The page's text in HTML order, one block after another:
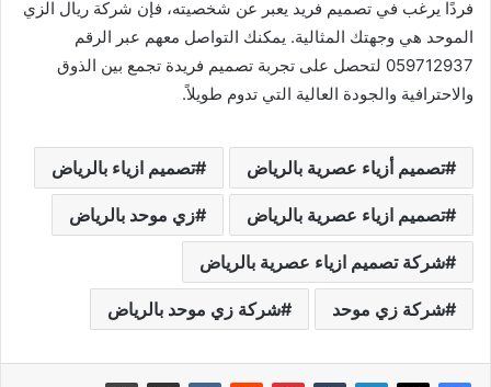
فردًا يرغب في تصميم فريد يعبر عن شخصيته، فإن شركة ريال الزي
الموحد هي وجهتك المثالية. يمكنك التواصل معهم عبر الرقم
059712937 لتحصل على تجربة تصميم فريدة تجمع بين الذوق
والاحترافية والجودة العالية التي تدوم طويلاً.
تصميم أزياء عصرية بالرياض تصميم ازياء بالرياض
تصميم ازياء عصرية بالرياض زي موحد بالرياض
شركة تصميم ازياء عصرية بالرياض
شركة زي موحد شركة زي موحد بالرياض